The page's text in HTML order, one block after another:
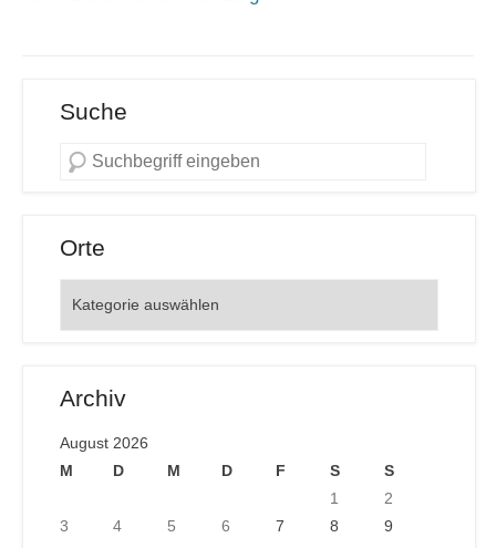
Suche
Orte
Archiv
August 2026
M
D M D F S
S
1
2
3
4 5 6 7 8
9